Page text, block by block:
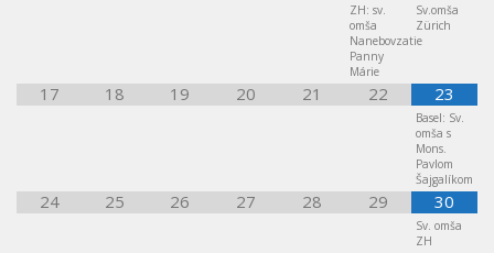
ZH: sv.
omša
Nanebovzatie
Panny
Márie
Sv.omša
Zürich
17 18 19 20 21 22 23
Basel: Sv.
omša s
Mons.
Pavlom
Šajgalíkom
24 25 26 27 28 29 30
Sv. omša
ZH